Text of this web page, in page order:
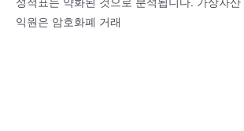
익원은 암호화폐 거래